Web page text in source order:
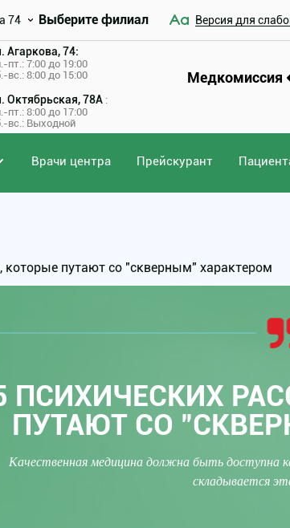
74 Выберите филиал Версия для
Агаркова, 74:
пт.: 7:00 до 19:00
вс.: 8:00 до 15:00
Октябрьская, 78А :
пт.: 8:00 до 17:00
вс.: Выходной
Медкомиссия
Врачи центра Прейскурант
которые путают со "скверным" характером
ПСИХИЧЕСКИХ
ПУТАЮТ СО
Качественная медицина должна быть доступна
складывается